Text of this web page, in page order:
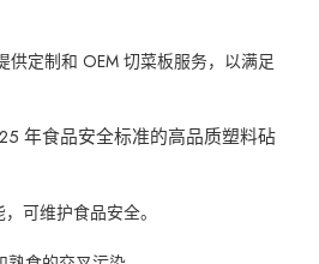
供定制和 OEM 切菜板服务，以满足
年食品安全标准的高品质塑料砧
可维护食品安全。